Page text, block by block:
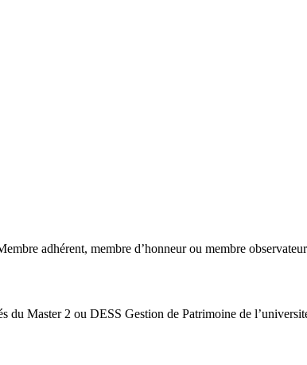
adhérent, membre d’honneur ou membre observateur
du Master 2 ou DESS Gestion de Patrimoine de